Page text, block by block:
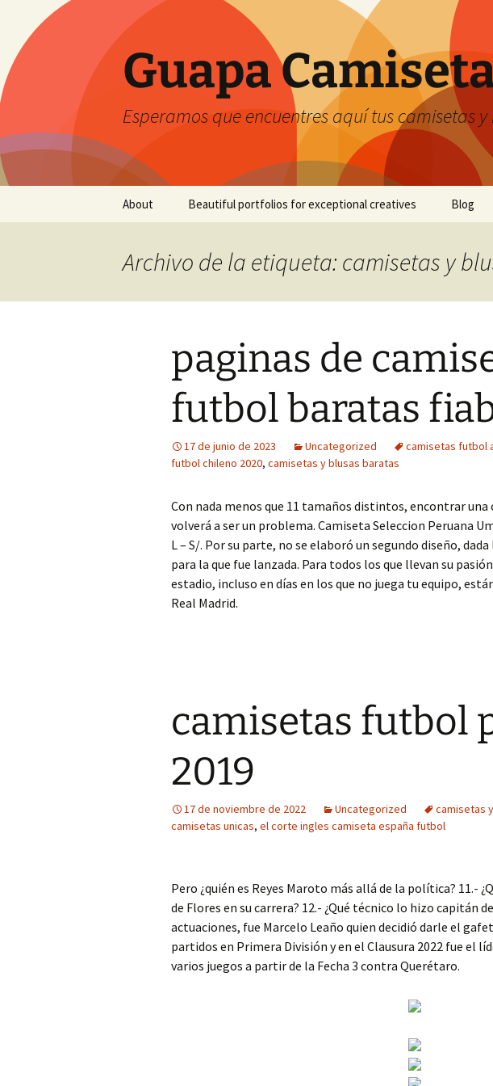
Guapa
Esperamos que encuentres aquí tus camisetas
About Beautiful portfolios for exceptional creatives Blog
Archivo de la etiqueta: camisetas y
paginas de
futbol baratas
17 de junio de 2023 Uncategorized camisetas futbol
futbol chileno 2020, camisetas y blusas baratas
Con nada menos que 11 tamaños distintos, encontrar una
volverá a ser un problema. Camiseta Seleccion Peruana
L – S/. Por su parte, no se elaboró un segundo diseño,
para la que fue lanzada. Para todos los que llevan su
estadio, incluso en días en los que no juega tu equipo,
Real Madrid.
camisetas futbol
2019
17 de noviembre de 2022 Uncategorized camisetas
camisetas unicas, el corte ingles camiseta españa futbol
Pero ¿quién es Reyes Maroto más allá de la política? 11.-
de Flores en su carrera? 12.- ¿Qué técnico lo hizo capitán
actuaciones, fue Marcelo Leaño quien decidió darle el
partidos en Primera División y en el Clausura 2022 fue el
varios juegos a partir de la Fecha 3 contra Querétaro.